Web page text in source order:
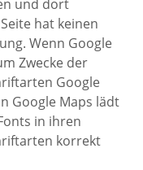
und dort
hat keinen
Wenn Google
Zwecke der
Google
Google Maps lädt
in ihren
korrekt